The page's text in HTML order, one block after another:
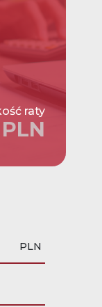
raty
PLN
PLN